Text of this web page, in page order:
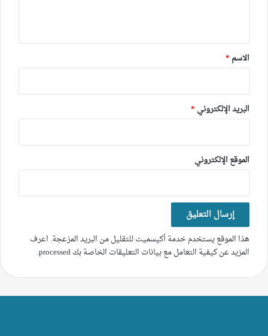
*
الاسم *
البريد الإلكتروني *
الموقع الإلكتروني
هذا الموقع يستخدم خدمة أكيسميت للتقليل من البريد المزعجة. اعرف
المزيد عن كيفية التعامل مع بيانات التعليقات الخاصة بك processed
.